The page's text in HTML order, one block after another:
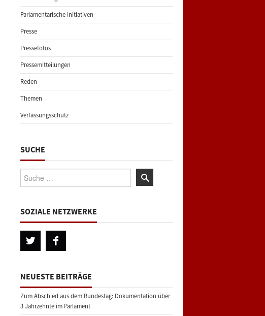
Parlamentarische Initiativen
Presse
Pressefotos
Pressemitteilungen
Reden
Themen
Verfassungsschutz
SUCHE
Suche:
SOZIALE NETZWERKE
NEUESTE BEITRÄGE
Zum Abschied aus dem Bundestag: Dokumentation über
3 Jahrzehnte im Parlament